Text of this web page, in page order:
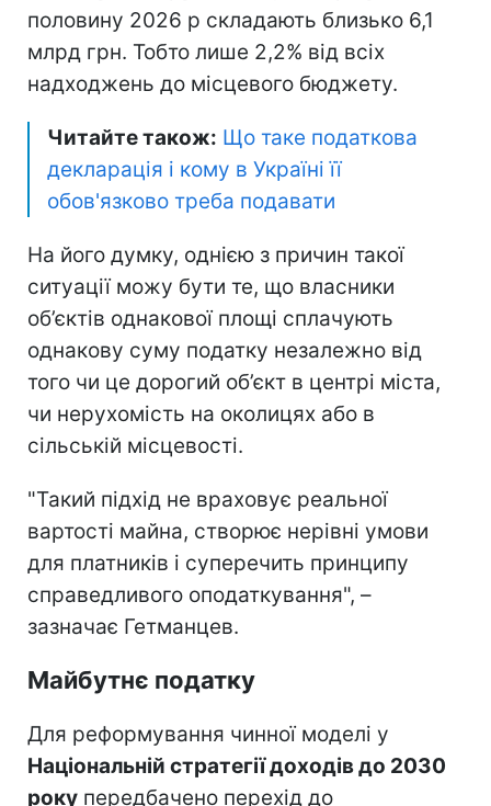
половину 2026 р складають близько 6,1
млрд грн. Тобто лише 2,2% від всіх
надходжень до місцевого бюджету.
Читайте також: Що таке податкова
декларація і кому в Україні її
обов'язково треба подавати
На його думку, однією з причин такої
ситуації можу бути те, що власники
об’єктів однакової площі сплачують
однакову суму податку незалежно від
того чи це дорогий об’єкт в центрі міста,
чи нерухомість на околицях або в
сільській місцевості.
"Такий підхід не враховує реальної
вартості майна, створює нерівні умови
для платників і суперечить принципу
справедливого оподаткування", –
зазначає Гетманцев.
Майбутнє податку
Для реформування чинної моделі у
Національній стратегії доходів до 2030
року передбачено перехід до